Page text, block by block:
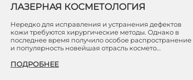
ЛАЗЕРНАЯ КОСМЕТОЛОГИЯ
Нередко для исправления и устранения дефектов
кожи требуются хирургические методы. Однако в
последнее время получило особое распространение
и популярность новейшая отрасль космето…
ПОДРОБНЕЕ